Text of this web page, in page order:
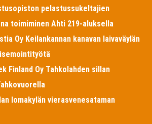
pelastussukeltajien
toimiminen Ahti 219-aluksella
Oy Keilankannan kanavan laivaväylän
Finland Oy Tahkolahden sillan
lomakylän vierasvenesataman